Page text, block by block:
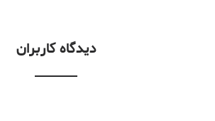
دیدگاه کاربران